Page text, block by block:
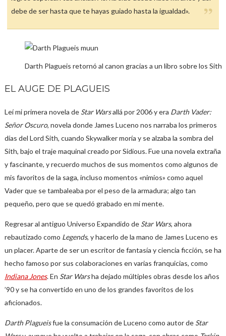
debe de ser hasta que te hayas guiado hasta la igualdad».
Darth Plagueis retornó al canon gracias a un libro sobre los Sith
EL AUGE DE PLAGUEIS
Leí mi primera novela de Star Warsallá por 2006 y era Darth Vader:
Señor Oscuro, novela donde James Luceno nos narraba los primeros
días del Lord Sith, cuando Skywalker moría y se alzaba la sombra del
Sith, bajo el traje maquinal creado por Sidious. Fue una novela extraña
y fascinante, y recuerdo muchos de sus momentos como algunos de
mis favoritos de la saga, incluso momentos «nimios» como aquel
Vader que se tambaleaba por el peso de la armadura; algo tan
pequeño, pero que se quedó grabado en mi mente.
Regresar al antiguo Universo Expandido de Star Wars, ahora
rebautizado como Legends, y hacerlo de la mano de James Luceno es
un placer. Aparte de ser un escritor de fantasía y ciencia ficción, se ha
hecho famoso por sus colaboraciones en varias franquicias, como
Indiana Jones. En Star Warsha dejado múltiples obras desde los años
’90 y se ha convertido en uno de los grandes favoritos de los
aficionados.
Darth Plagueisfue la consumación de Luceno como autor de Star